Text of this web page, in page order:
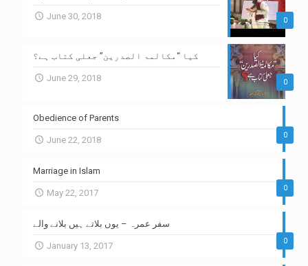
0
June 30, 2018
0
کیا “مکالمۃ الصدرین” جعلی کتاب ہے؟
June 29, 2018
0
Obedience of Parents
June 22, 2018
0
Marriage in Islam
May 22, 2017
0
سفر عمرہ – یوں بلاتے ہیں بلانے والے
January 13, 2017